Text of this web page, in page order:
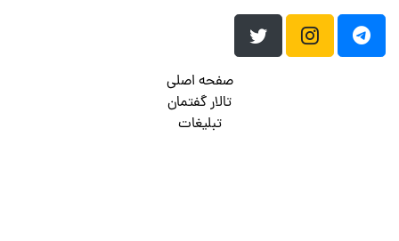
صفحه اصلی
تالار گفتمان
تبلیغات